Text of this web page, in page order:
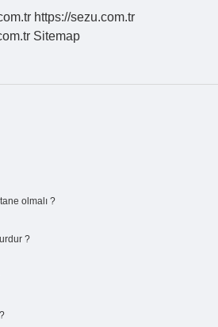
https://sezu.com.tr
Sitemap
olmalı ?
?